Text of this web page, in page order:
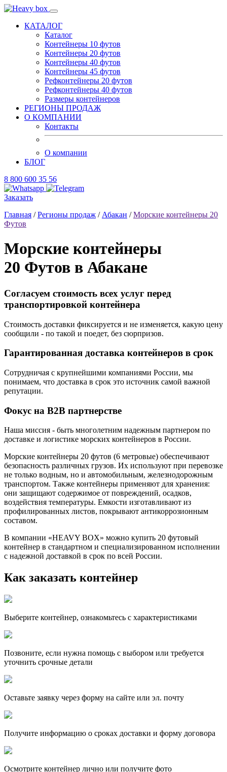
КАТАЛОГ
Каталог
Контейнеры 10 футов
Контейнеры 20 футов
Контейнеры 40 футов
Контейнеры 45 футов
Рефконтейнеры 20 футов
Рефконтейнеры 40 футов
Размеры контейнеров
РЕГИОНЫ ПРОДАЖ
О КОМПАНИИ
Контакты
О компании
БЛОГ
8 800 600 35 56
Заказать
Главная /Регионы продаж / Абакан /Морские контейнеры 20
Футов
Морские контейнеры
20 Футов в Абакане
Согласуем стоимость всех услуг перед
транспортировкой контейнера
Стоимость доставки фиксируется и не изменяется, какую цену
сообщили - по такой и поедет, без сюрпризов.
Гарантированная доставка контейнеров в срок
Сотрудничая с крупнейшими компаниями России, мы
понимаем, что доставка в срок это источник самой важной
репутации.
Фокус на B2B партнерстве
Наша миссия - быть многолетним надежным партнером по
доставке и логистике морских контейнеров в России.
Морские контейнеры 20 футов (6 метровые) обеспечивают
безопасность различных грузов. Их используют при перевозке
не только водным, но и автомобильным, железнодорожным
транспортом. Также контейнеры применяют для хранения:
они защищают содержимое от повреждений, осадков,
воздействия температуры. Емкости изготавливают из
профилированных листов, покрывают антикоррозионным
составом.
В компании «HEAVY BOX» можно купить 20 футовый
контейнер в стандартном и специализированном исполнении
с надежной доставкой в срок по всей России.
Как заказать контейнер
Выберите контейнер, ознакомьтесь с характеристиками
Позвоните, если нужна помощь с выбором или требуется
уточнить срочные детали
Оставьте заявку через форму на сайте или эл. почту
Получите информацию о сроках доставки и форму договора
Осмотрите контейнер лично или получите фото